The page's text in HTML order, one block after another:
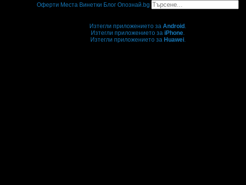
Оферти Места Винетки Блог Опознай.bg
Изтегли приложението за Android .
Изтегли приложението за iPhone.
Изтегли приложението за Huawei.